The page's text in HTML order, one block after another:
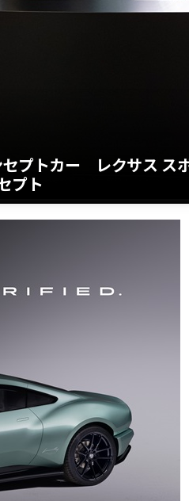
プトカー レクサス ス
プト